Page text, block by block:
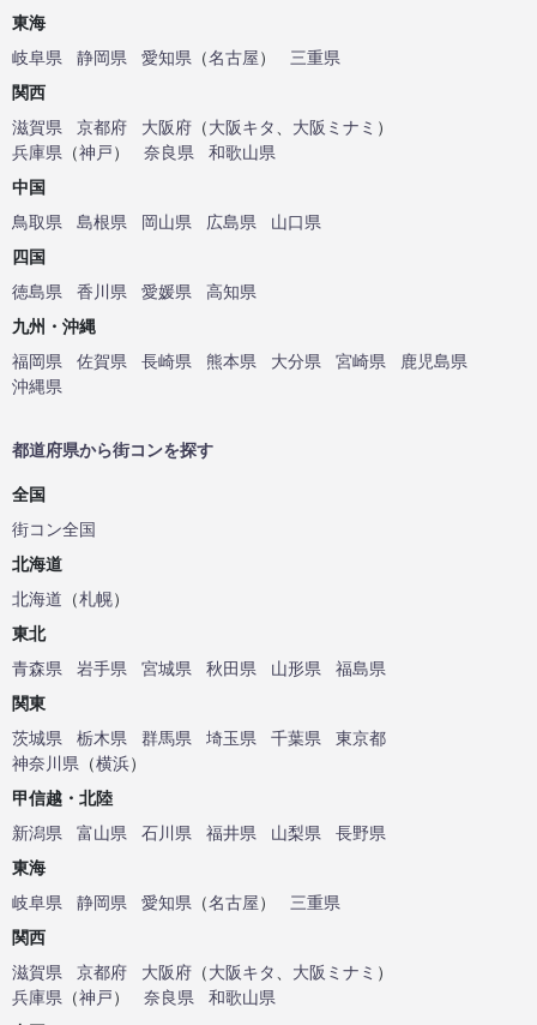
東海
岐阜県
静岡県 愛知県 （名古屋）
三重県
関西
滋賀県
京都府 大阪府 （大阪キタ 大阪ミナミ ）
兵庫県 （神戸） 奈良県
和歌山県
中国
鳥取県
島根県 岡山県 広島県
山口県
四国
徳島県
香川県 愛媛県
高知県
九州・沖縄
福岡県
佐賀県 長崎県 熊本県 大分県 宮崎県
鹿児島県
沖縄県
都道府県から街コンを探す
全国
街コン全国
北海道
北海道 （札幌）
東北
青森県
岩手県 宮城県 秋田県 山形県
福島県
関東
茨城県
栃木県 群馬県 埼玉県 千葉県
東京都
神奈川県 （横浜）
甲信越・北陸
新潟県
富山県 石川県 福井県 山梨県
長野県
東海
岐阜県
静岡県 愛知県 （名古屋）
三重県
関西
滋賀県
京都府 大阪府 （大阪キタ 大阪ミナミ ）
兵庫県 （神戸） 奈良県
和歌山県